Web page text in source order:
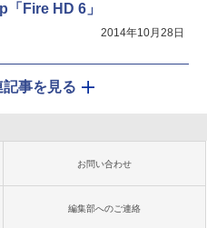
Fire HD 6」
2014年10月28日
記事を見る
お問い合わせ
編集部へのご連絡